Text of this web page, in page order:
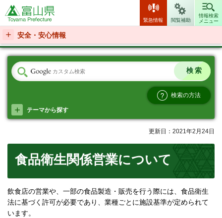
富山県
緊急情報 閲覧補助
情報検索
メニュー
安全・安心情報
検索の方法
テーマから探す
更新日：2021年2月24日
食品衛生関係営業について
飲食店の営業や、一部の食品製造・販売を行う際には、食品衛生
法に基づく許可が必要であり、業種ごとに施設基準が定められて
います。